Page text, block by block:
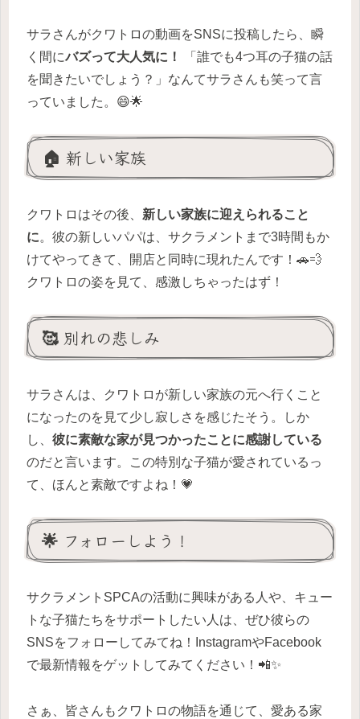
サラさんがクワトロの動画をSNSに投稿したら、瞬
く間にバズって大人気に！
「誰でも4つ耳の子猫の話
を聞きたいでしょう？」なんてサラさんも笑って言
っていました。😄🌟
🏠 新しい家族
クワトロはその後、 新しい家族に迎えられること
に。彼の新しいパパは、サクラメントまで3時間もか
けてやってきて、開店と同時に現れたんです！🚗💨
クワトロの姿を見て、感激しちゃったはず！
🥰 別れの悲しみ
サラさんは、クワトロが新しい家族の元へ行くこと
になったのを見て少し寂しさを感じたそう。しか
し、 彼に素敵な家が見つかったことに感謝している
のだと言います。この特別な子猫が愛されているっ
て、ほんと素敵ですよね！💗
🌟 フォローしよう！
サクラメントSPCAの活動に興味がある人や、キュー
トな子猫たちをサポートしたい人は、ぜひ彼らの
SNSをフォローしてみてね！InstagramやFacebook
で最新情報をゲットしてみてください！📲✨
さぁ、皆さんもクワトロの物語を通じて、愛ある家